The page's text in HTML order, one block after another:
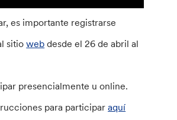
es importante registrarse
sitioweb desde el 26 de abril al
presencialmente u online.
para participaraquí